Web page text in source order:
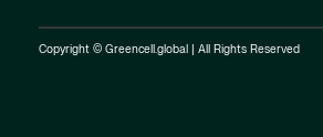
Copyright © Greencell.global | All Rights Reserved